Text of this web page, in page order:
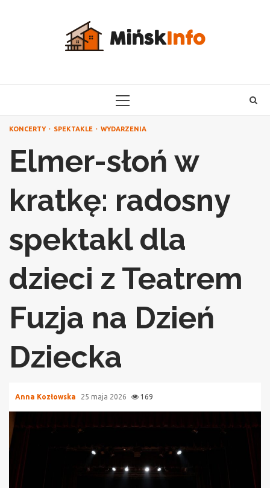
PRIMARY
KONCERTY SPEKTAKLE WYDARZENIA
Elmer-słoń w
kratkę: radosny
spektakl dla
dzieci z Teatrem
Fuzja na Dzień
Dziecka
Anna Kozłowska 25 maja 2026 169